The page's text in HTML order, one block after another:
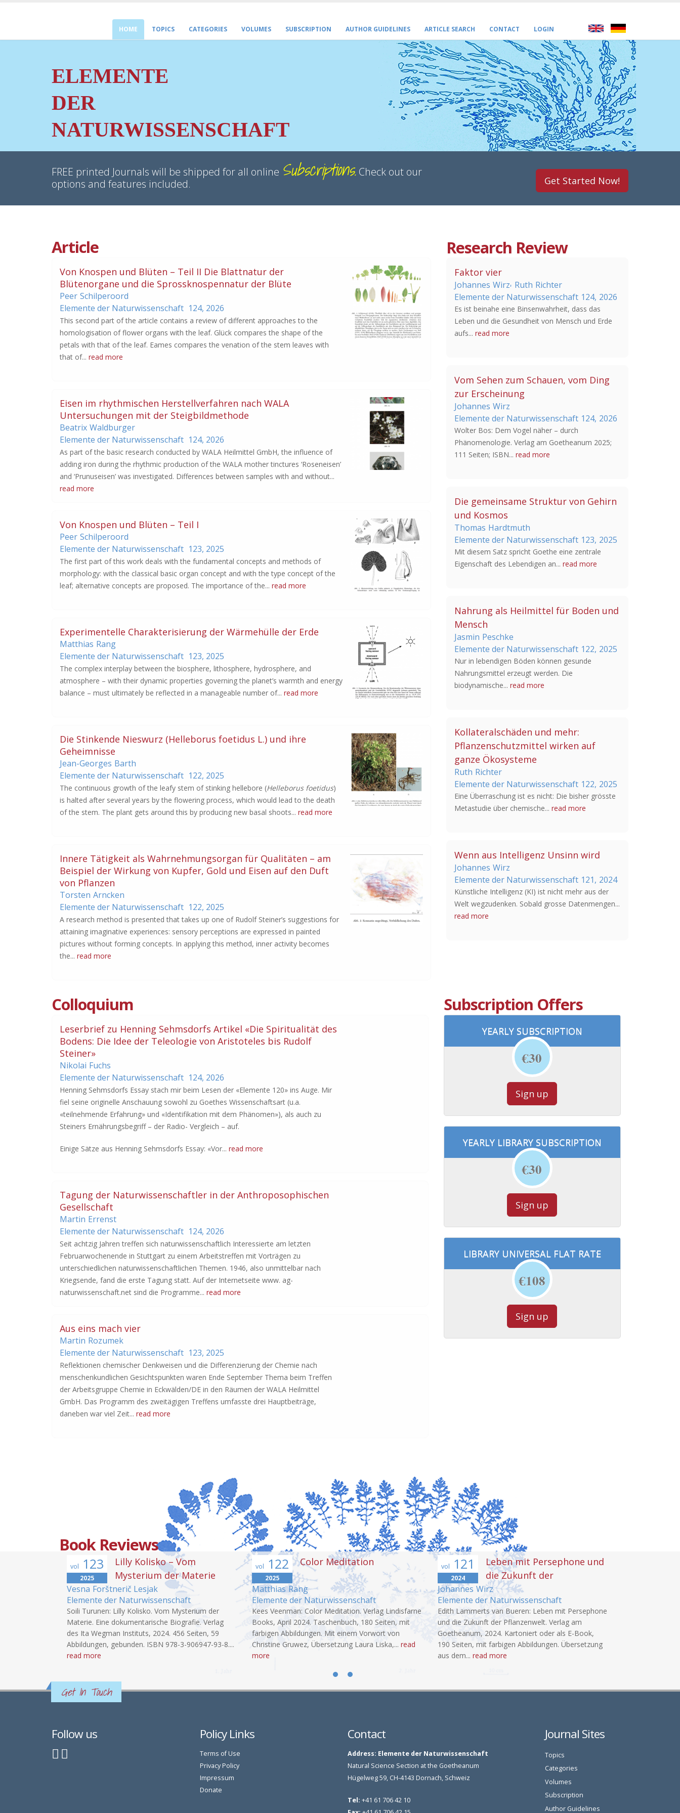
HOME TOPICS CATEGORIES VOLUMES SUBSCRIPTION AUTHOR GUIDELINES ARTICLE SEARCH CONTACT LOGIN
ELEMENTE
DER
NATURWISSENSCHAFT
FREE printed Journals will be shipped for all online Subscriptions. Check out our
options and features included.
Get Started Now!
Article
Von Knospen und Blüten – Teil II Die Blattnatur der
Blütenorgane und die Sprossknospennatur der Blüte
Peer Schilperoord
Elemente der Naturwissenschaft 124, 2026
This second part of the article contains a review of different approaches to the
homologisation of flower organs with the leaf. Glück compares the shape of the
petals with that of the leaf. Eames compares the venation of the stem leaves with
that of... read more
Eisen im rhythmischen Herstellverfahren nach WALA
Untersuchungen mit der Steigbildmethode
Beatrix Waldburger
Elemente der Naturwissenschaft 124, 2026
As part of the basic research conducted by WALA Heilmittel GmbH, the influence of
adding iron during the rhythmic production of the WALA mother tinctures ‘Roseneisen’
and ‘Prunuseisen’ was investigated. Differences between samples with and without...
read more
Von Knospen und Blüten – Teil I
Peer Schilperoord
Elemente der Naturwissenschaft 123, 2025
The first part of this work deals with the fundamental concepts and methods of
morphology: with the classical basic organ concept and with the type concept of the
leaf; alternative concepts are proposed. The importance of the... read more
Experimentelle Charakterisierung der Wärmehülle der Erde
Matthias Rang
Elemente der Naturwissenschaft 123, 2025
The complex interplay between the biosphere, lithosphere, hydrosphere, and
atmosphere – with their dynamic properties governing the planet’s warmth and energy
balance – must ultimately be reflected in a manageable number of... read more
Die Stinkende Nieswurz (Helleborus foetidus L.) und ihre
Geheimnisse
Jean-Georges Barth
Elemente der Naturwissenschaft 122, 2025
The continuous growth of the leafy stem of stinking hellebore (Helleborus foetidus)
is halted after several years by the flowering process, which would lead to the death
of the stem. The plant gets around this by producing new basal shoots... read more
Innere Tätigkeit als Wahrnehmungsorgan für Qualitäten – am
Beispiel der Wirkung von Kupfer, Gold und Eisen auf den Duft
von Pflanzen
Torsten Arncken
Elemente der Naturwissenschaft 122, 2025
A research method is presented that takes up one of Rudolf Steiner’s suggestions for
attaining imaginative experiences: sensory perceptions are expressed in painted
pictures without forming concepts. In applying this method, inner activity becomes
the... read more
Research Review
Faktor vier
Johannes Wirz' Ruth Richter
Elemente der Naturwissenschaft 124, 2026
Es ist beinahe eine Binsenwahrheit, dass das
Leben und die Gesundheit von Mensch und Erde
aufs... read more
Vom Sehen zum Schauen, vom Ding
zur Erscheinung
Johannes Wirz
Elemente der Naturwissenschaft 124, 2026
Wolter Bos: Dem Vogel näher – durch
Phänomenologie. Verlag am Goetheanum 2025;
111 Seiten; ISBN... read more
Die gemeinsame Struktur von Gehirn
und Kosmos
Thomas Hardtmuth
Elemente der Naturwissenschaft 123, 2025
Mit diesem Satz spricht Goethe eine zentrale
Eigenschaft des Lebendigen an... read more
Nahrung als Heilmittel für Boden und
Mensch
Jasmin Peschke
Elemente der Naturwissenschaft 122, 2025
Nur in lebendigen Böden können gesunde
Nahrungsmittel erzeugt werden. Die
biodynamische... read more
Kollateralschäden und mehr:
Pflanzenschutzmittel wirken auf
ganze Ökosysteme
Ruth Richter
Elemente der Naturwissenschaft 122, 2025
Eine Überraschung ist es nicht: Die bisher grösste
Metastudie über chemische... read more
Wenn aus Intelligenz Unsinn wird
Johannes Wirz
Elemente der Naturwissenschaft 121, 2024
Künstliche Intelligenz (KI) ist nicht mehr aus der
Welt wegzudenken. Sobald grosse Datenmengen...
read more
Colloquium
Leserbrief zu Henning Sehmsdorfs Artikel «Die Spiritualität des
Bodens: Die Idee der Teleologie von Aristoteles bis Rudolf
Steiner»
Nikolai Fuchs
Elemente der Naturwissenschaft 124, 2026
Henning Sehmsdorfs Essay stach mir beim Lesen der «Elemente 120» ins Auge. Mir
fiel seine originelle Anschauung sowohl zu Goethes Wissenschaftsart (u.a.
«teilnehmende Erfahrung» und «Identifikation mit dem Phänomen»), als auch zu
Steiners Ernährungsbegriff – der Radio- Vergleich – auf.
Einige Sätze aus Henning Sehmsdorfs Essay: «Vor... read more
Tagung der Naturwissenschaftler in der Anthroposophischen
Gesellschaft
Martin Errenst
Elemente der Naturwissenschaft 124, 2026
Seit achtzig Jahren treffen sich naturwissenschaftlich Interessierte am letzten
Februarwochenende in Stuttgart zu einem Arbeitstreffen mit Vorträgen zu
unterschiedlichen naturwissenschaftlichen Themen. 1946, also unmittelbar nach
Kriegsende, fand die erste Tagung statt. Auf der Internetseite www. ag-
naturwissenschaft.net sind die Programme... read more
Aus eins mach vier
Martin Rozumek
Elemente der Naturwissenschaft 123, 2025
Reflektionen chemischer Denkweisen und die Differenzierung der Chemie nach
menschenkundlichen Gesichtspunkten waren Ende September Thema beim Treffen
der Arbeitsgruppe Chemie in Eckwälden/DE in den Räumen der WALA Heilmittel
GmbH. Das Programm des zweitägigen Treffens umfasste drei Hauptbeiträge,
daneben war viel Zeit... read more
Subscription Offers
YEARLY SUBSCRIPTION
€30
Sign up
YEARLY LIBRARY SUBSCRIPTION
€30
Sign up
LIBRARY UNIVERSAL FLAT RATE
€108
Sign up
Book Reviews
vol 123
2025
Lilly Kolisko – Vom
Mysterium der Materie
Vesna Forštnerič Lesjak
Elemente der Naturwissenschaft
Soili Turunen: Lilly Kolisko. Vom Mysterium der
Materie. Eine dokumentarische Biografie. Verlag
des Ita Wegman Instituts, 2024. 456 Seiten, 59
Abbildungen, gebunden. ISBN 978-3-906947-93-8....
read more
vol 122
2025
Color Meditation
Matthias Rang
Elemente der Naturwissenschaft
Kees Veenman: Color Meditation. Verlag Lindisfarne
Books, April 2024. Taschenbuch, 180 Seiten, mit
farbigen Abbildungen. Mit einem Vorwort von
Christine Gruwez, Übersetzung Laura Liska,...read
more
vol 121
2024
Leben mit Persephone und
die Zukunft der
Pflanzenwelt
Johannes Wirz
Elemente der Naturwissenschaft
Edith Lammerts van Bueren: Leben mit Persephone
und die Zukunft der Pflanzenwelt. Verlag am
Goetheanum, 2024. Kartoniert oder als E-Book,
190 Seiten, mit farbigen Abbildungen. Übersetzung
aus dem... read more
Previous
Next
Get In Touch
Follow us Policy Links
Terms of Use
Privacy Policy
Impressum
Donate
Contact
Address: Elemente der Naturwissenschaft
Natural Science Section at the Goetheanum
Hügelweg 59, CH-4143 Dornach, Schweiz
Tel: +41 61 706 42 10
Journal Sites
Topics
Categories
Volumes
Subscription
Author Guidelines